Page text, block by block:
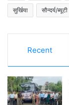
सुर्खिया सौन्दर्य/ब्यूटी
Recent